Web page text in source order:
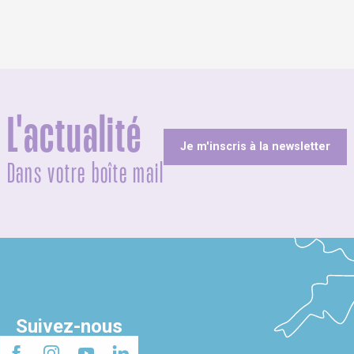
L'actualité
Dans votre boîte mail
Je m'inscris à la newsletter
Suivez-nous